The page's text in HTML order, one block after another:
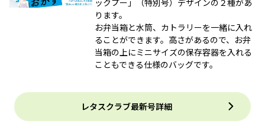
ります。
お弁当箱と水筒、カトラリーを一緒に入れ
ることができます。高さがあるので、お弁
当箱の上にミニサイズの保存容器を入れる
こともできる仕様のバッグです。
レタスクラブ最新号詳細